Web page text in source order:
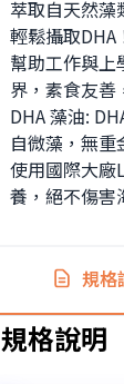
萃取自天然藻
輕鬆攝取DHA
幫助工作與
界，素食友善
DHA 藻油:
自微藻，無
使用國際大廠
養，絕不傷害
規格
規格說明